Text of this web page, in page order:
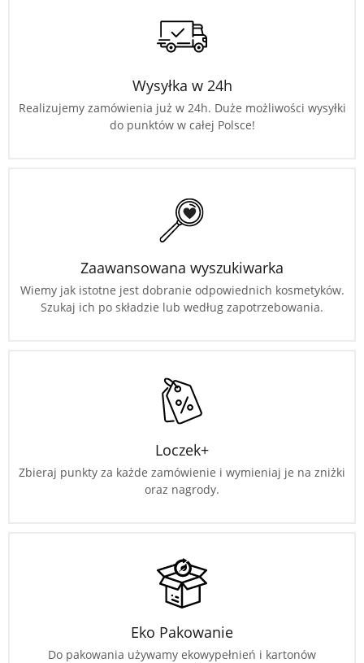
Wysyłka w 24h
Realizujemy zamówienia już w 24h. Duże możliwości wysyłki
do punktów w całej Polsce!
Zaawansowana wyszukiwarka
Wiemy jak istotne jest dobranie odpowiednich kosmetyków.
Szukaj ich po składzie lub według zapotrzebowania.
Loczek+
Zbieraj punkty za każde zamówienie i wymieniaj je na zniżki
oraz nagrody.
Eko Pakowanie
Do pakowania używamy ekowypełnień i kartonów